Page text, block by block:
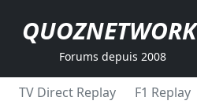
QUOZNETWORK
Forums depuis 2008
TV Direct Replay F1 Replay